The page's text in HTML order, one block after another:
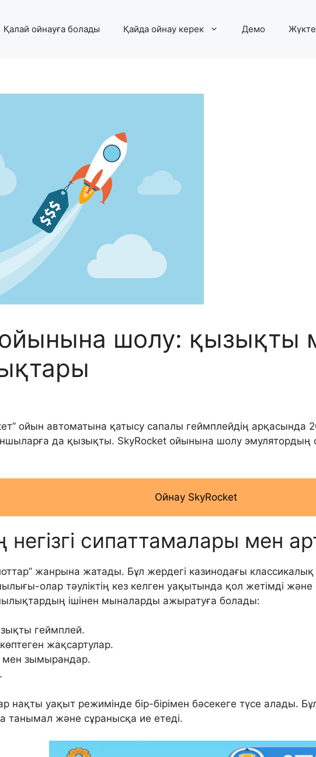
Қалай ойнауға болады Қайда ойнау керек Демо
шолу: қызықты
ойын автоматына қатысу сапалы геймплейдің арқасында
да қызықты. SkyRocket ойынына шолу
Ойнау SkyRocket
негізгі сипаттамалары мен
жанрына жатады. Бұл жердегі казинодағы
олар тәуліктің кез келген уақытында қол жетімді және
ішінен мыналарды ажыратуға болады:
геймплей.
жақсартулар.
мен зымырандар.
уақыт режимінде бір-бірімен бәсекеге түсе алады.
танымал және сұранысқа ие етеді.